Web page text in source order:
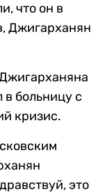
что он в
Джигарханян
в больницу с
кризис.
это